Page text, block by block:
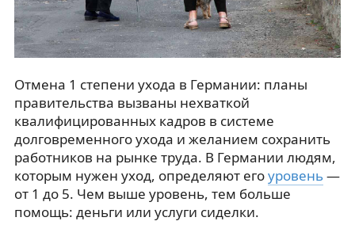
Отмена 1 степени ухода в Германии: планы
правительства вызваны нехваткой
квалифицированных кадров в системе
долговременного ухода и желанием сохранить
работников на рынке труда. В Германии людям,
которым нужен уход, определяют егоуровень—
от 1 до 5. Чем выше уровень, тем больше
помощь: деньги или услуги сиделки.